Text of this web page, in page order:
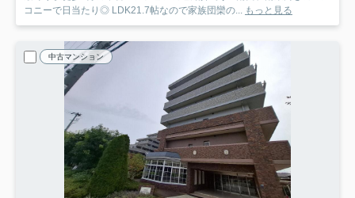
コニーで日当たり◎ LDK21.7帖なので家族団欒の...
もっと見る
中古マンション